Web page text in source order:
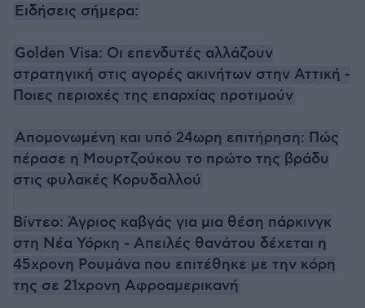
Ειδήσεις σήμερα:
Golden Visa: Οι επενδυτές αλλάζουν
στρατηγική στις αγορές ακινήτων στην Αττική -
Ποιες περιοχές της επαρχίας προτιμούν
Απομονωμένη και υπό 24ωρη επιτήρηση: Πώς
πέρασε η Μουρτζούκου το πρώτο της βράδυ
στις φυλακές Κορυδαλλού
Βίντεο: Άγριος καβγάς για μια θέση πάρκινγκ
στη Νέα Υόρκη - Απειλές θανάτου δέχεται η
45χρονη Ρουμάνα που επιτέθηκε με την κόρη
της σε 21χρονη Αφροαμερικανή